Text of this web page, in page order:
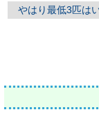
やはり最低3匹は